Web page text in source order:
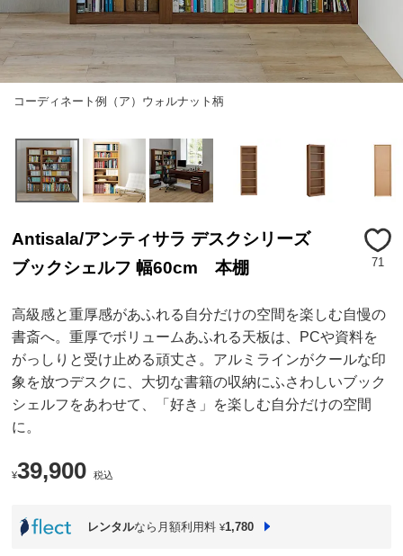
コーディネート例（ア）ウォルナット柄
Antisala/アンティサラ デスクシリーズ
ブックシェルフ 幅60cm 本棚
71
高級感と重厚感があふれる自分だけの空間を楽しむ自慢の
書斎へ。重厚でボリュームあふれる天板は、PCや資料を
がっしりと受け止める頑丈さ。アルミラインがクールな印
象を放つデスクに、大切な書籍の収納にふさわしいブック
シェルフをあわせて、「好き」を楽しむ自分だけの空間
に。
¥39,900 税込
レンタルなら月額利用料 ¥1,780